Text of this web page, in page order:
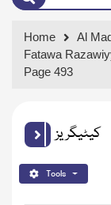
Home
Al
Fatawa
Page 493
کیٹیگریز
Tools